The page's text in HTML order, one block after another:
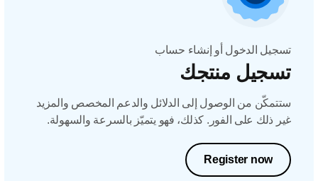
تسجيل الدخول أو إنشاء حساب
تسجيل منتجك
ستتمكّن من الوصول إلى الدلائل والدعم المخصص والمزيد
غير ذلك على الفور. كذلك، فهو يتميّز بالسرعة والسهولة.
Register now